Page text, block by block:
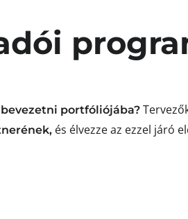
portfóliójába?
és élvezze az ezzel járó